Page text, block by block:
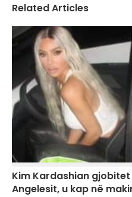
Related Articles
Kim Kardashian
Angelesit, u kap në